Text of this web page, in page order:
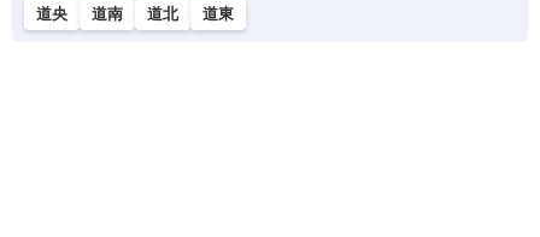
道央 道南 道北 道東